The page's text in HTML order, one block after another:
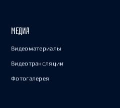
МЕДИА
Видеоматериалы
Видеотрансляции
Фотогалерея